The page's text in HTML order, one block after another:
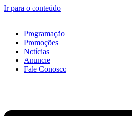
Ir para o conteúdo
Programação
Promoções
Notícias
Anuncie
Fale Conosco